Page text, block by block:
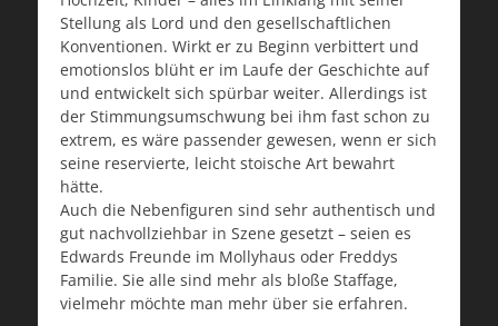
Stellung als Lord und den gesellschaftlichen
Konventionen. Wirkt er zu Beginn verbittert und
emotionslos blüht er im Laufe der Geschichte auf
und entwickelt sich spürbar weiter. Allerdings ist
der Stimmungsumschwung bei ihm fast schon zu
extrem, es wäre passender gewesen, wenn er sich
seine reservierte, leicht stoische Art bewahrt
hätte.
Auch die Nebenfiguren sind sehr authentisch und
gut nachvollziehbar in Szene gesetzt – seien es
Edwards Freunde im Mollyhaus oder Freddys
Familie. Sie alle sind mehr als bloße Staffage,
vielmehr möchte man mehr über sie erfahren.